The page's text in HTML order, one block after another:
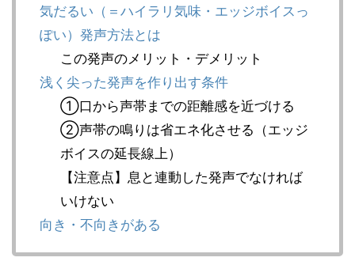
気だるい（＝ハイラリ気味・エッジボイスっ
ぽい）発声方法とは
この発声のメリット・デメリット
浅く尖った発声を作り出す条件
①口から声帯までの距離感を近づける
②声帯の鳴りは省エネ化させる（エッジ
ボイスの延長線上）
【注意点】息と連動した発声でなければ
いけない
向き・不向きがある